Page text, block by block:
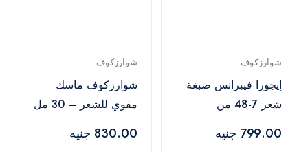
شوارزكوف
إيجورا فيبرانس صبغة
شعر 7-48 من
– 60 مل
799.00 جنيه
شوارزكوف
شوارزكوف ماسك
مقوي للشعر – 30 مل
830.00 جنيه